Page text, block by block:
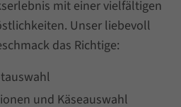
mit einer vielfältigen
Unser liebevoll
das Richtige:
und Käseauswahl